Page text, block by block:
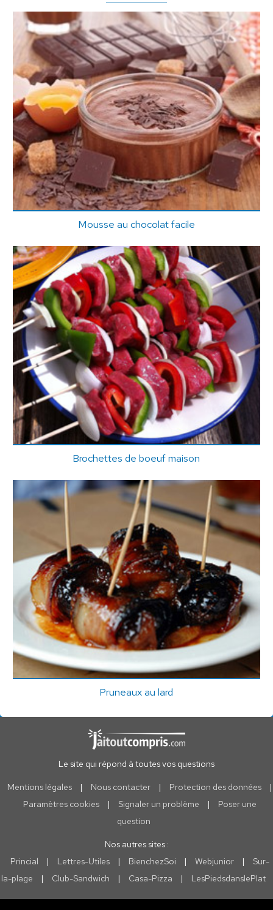
Mousse au chocolat facile
Brochettes de boeuf maison
Pruneaux au lard
Le site qui répond à toutes vos questions
Mentions légales | Nous contacter | Protection des données
|
Paramètres cookies
| Signaler un problème |
Poser une
question
Nos autres sites :
Princial
| Lettres-Utiles | BienchezSoi | Webjunior |
Sur-
la-plage
| Club-Sandwich | Casa-Pizza | LesPiedsdanslePlat